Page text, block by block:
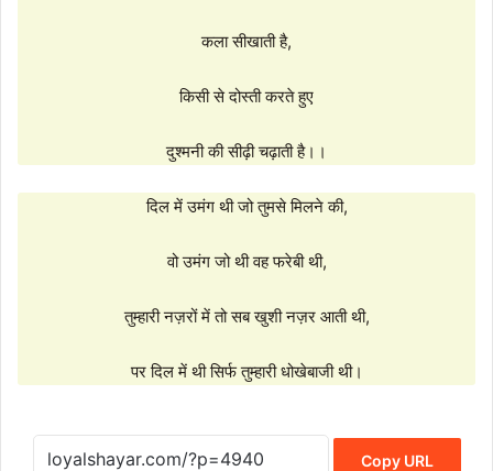
कला सीखाती है,
किसी से दोस्ती करते हुए
दुश्मनी की सीढ़ी चढ़ाती है।।
दिल में उमंग थी जो तुमसे मिलने की,
वो उमंग जो थी वह फरेबी थी,
तुम्हारी नज़रों में तो सब खुशी नज़र आती थी,
पर दिल में थी सिर्फ तुम्हारी धोखेबाजी थी।
Copy URL